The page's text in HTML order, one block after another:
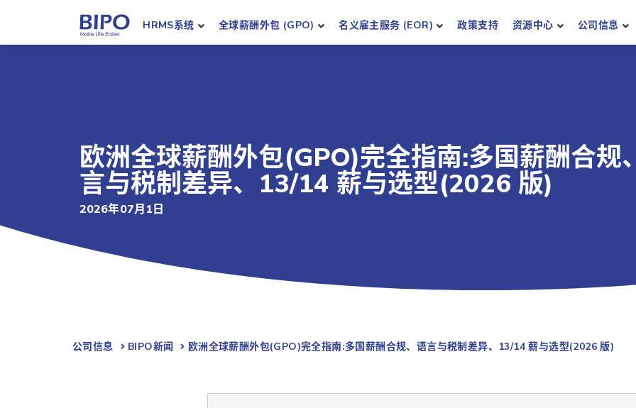
HRMS系统 全球薪酬外包 (GPO) 名义雇主服务 (EOR) 政策支持 资源中心 公司信息
欧洲全球薪酬外包(GPO)完全指南:多国薪酬合规
言与税制差异、13/14 薪与选型(2026 版)
2026年07月1日
公司信息 BIPO新闻​ 欧洲全球薪酬外包(GPO)完全指南:多国薪酬合规、语言与税制差异、13/14 薪与选型(2026 版)